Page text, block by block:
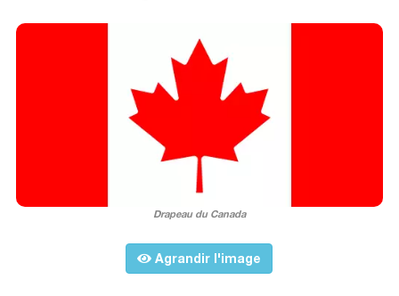
Drapeau du Canada
Agrandir l'image